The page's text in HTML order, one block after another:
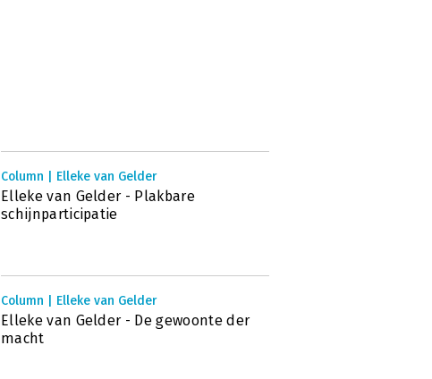
Column | Elleke van Gelder
Elleke van Gelder - Plakbare
schijnparticipatie
Column | Elleke van Gelder
Elleke van Gelder - De gewoonte der
macht